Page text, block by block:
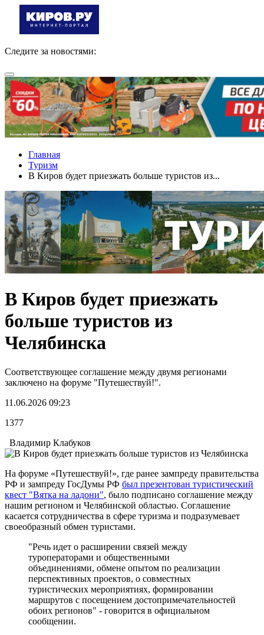
Следите за новостями:
Главная
Туризм
В Киров будет приезжать больше туристов из...
В Киров будет приезжать
больше туристов из
Челябинска
Соответствующее соглашение между двумя регионами
заключено на форуме "Путешествуй!".
11.06.2026 09:23
1377
Владимир Клабуков
На форуме «Путешествуй!», где ранее зампреду правительства
РФ и зампреду ГосДумы РФ был презентован туристический
квест "Вятка на ладони", было подписано соглашение между
нашим регионом и Челябинской областью. Соглашение
касается сотрудничества в сфере туризма и подразумевает
своеобразный обмен туристами.
"Речь идет о расширении связей между
туроператорами и общественными
объединениями, обмене опытом по реализации
перспективных проектов, о совместных
туристических мероприятиях, формировании
маршрутов с посещением достопримечательностей
обоих регионов" - говорится в официальном
сообщении.